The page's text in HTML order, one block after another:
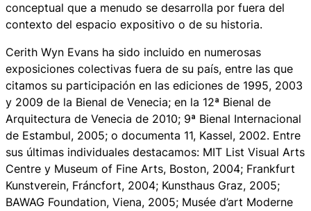
conceptual que a menudo se desarrolla por fuera del
contexto del espacio expositivo o de su historia.
Cerith Wyn Evans ha sido incluido en numerosas
exposiciones colectivas fuera de su país, entre las que
citamos su participación en las ediciones de 1995, 2003
y 2009 de la Bienal de Venecia; en la 12ª Bienal de
Arquitectura de Venecia de 2010; 9ª Bienal Internacional
de Estambul, 2005; o documenta 11, Kassel, 2002. Entre
sus últimas individuales destacamos: MIT List Visual Arts
Centre y Museum of Fine Arts, Boston, 2004; Frankfurt
Kunstverein, Fráncfort, 2004; Kunsthaus Graz, 2005;
BAWAG Foundation, Viena, 2005; Musée d’art Moderne